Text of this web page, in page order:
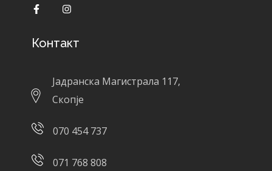
Контакт
Јадранска Магистрала 117,
Скопје
070 454 737
071 768 808